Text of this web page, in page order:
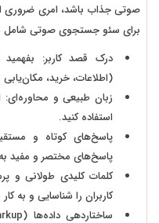
صوتی جذاب باشد، امری ضروری
برای سئو جستجوی صوتی شامل
درک قصد کاربر:
(اطلاعات، خرید،
زبان طبیعی و محاوره‌ای:
استفاده کنید.
پاسخ‌های کوتاه و
پاسخ‌های مختصر و مفید
کلمات کلیدی طولانی و
کاربران را شناسایی و به کار